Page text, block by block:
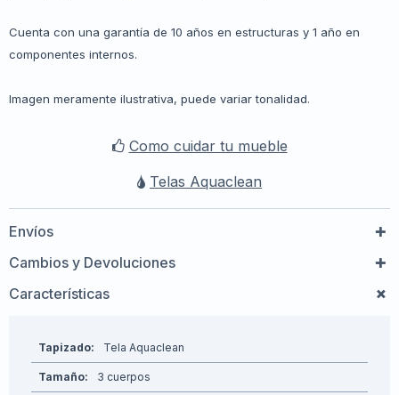
Cuenta con una garantía de 10 años en estructuras y 1 año en
componentes internos.
Imagen meramente ilustrativa, puede variar tonalidad.
Como cuidar tu mueble
Telas Aquaclean
Envíos
Cambios y Devoluciones
Características
Tapizado Tela Aquaclean
Tamaño 3 cuerpos